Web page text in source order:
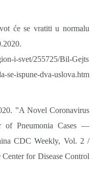
će se vratiti u normalu
i-svet/255725/Bil-Gejts
se-ispune-dva-uslova.htm
‟A Novel Coronavirus
of Pneumonia Cases —
CDC Weekly, Vol. 2 /
for Disease Control